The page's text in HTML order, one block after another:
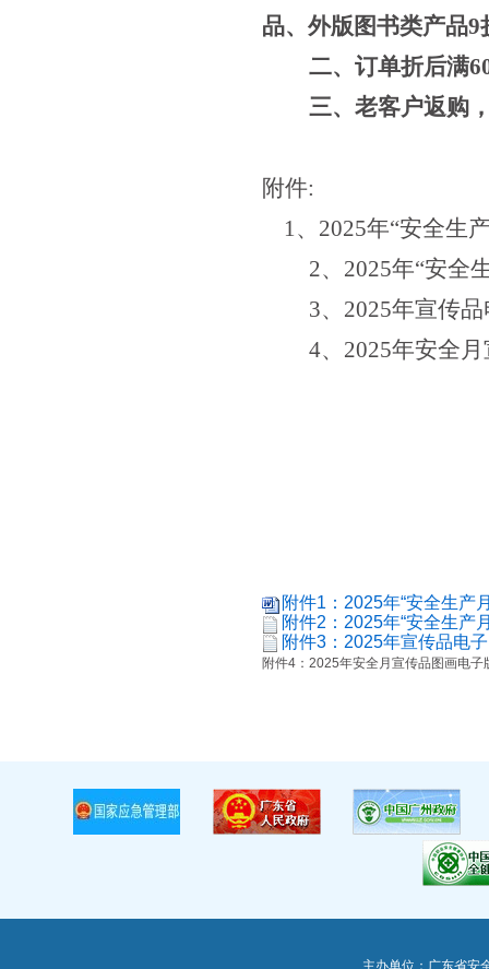
品、外版图书类产品9
二、订单折后满
三、老客户返购
附件:
1、 2025年“安全生
2、 2025年“安全
3、 2025年宣传
4、 2025年安全
附件1：2025年“安全生产
附件2：2025年“安全生产
附件3：2025年宣传品电
附件4：2025年安全月宣传品图画电子